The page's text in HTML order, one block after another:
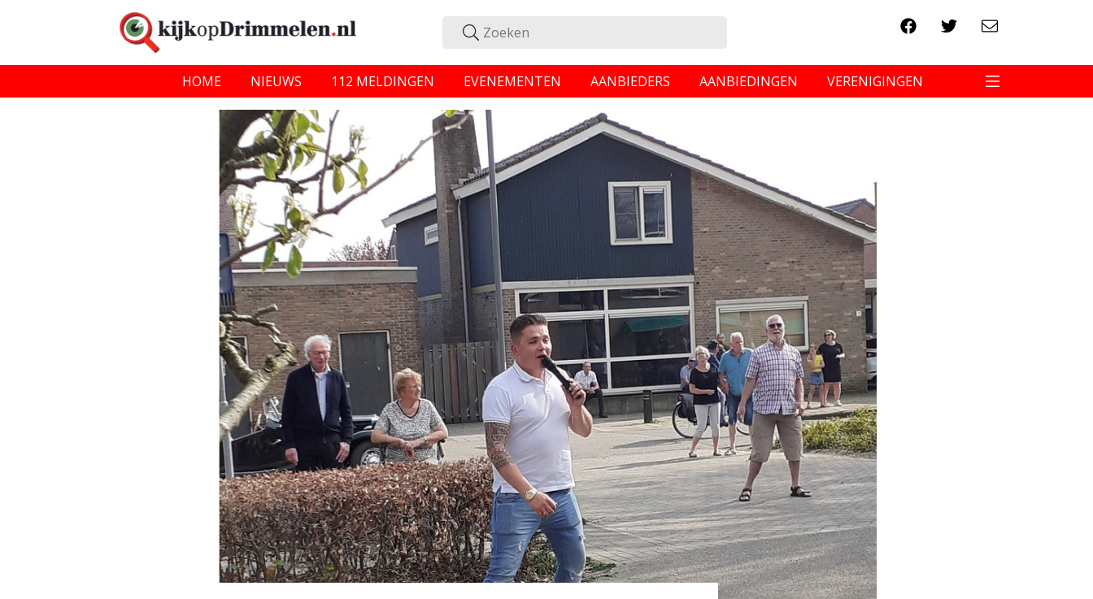
HOME NIEUWS 112 MELDINGEN EVENEMENTEN AANBIEDERS AANBIEDINGEN VERENIGINGEN